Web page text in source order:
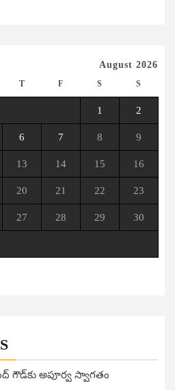
August 2026
T F S S
1 2
6 7 8 9
13 14 15 16
20 21 22 23
27 28 29 30
గౌడ్‌కు అపూర్వ స్వాగతం